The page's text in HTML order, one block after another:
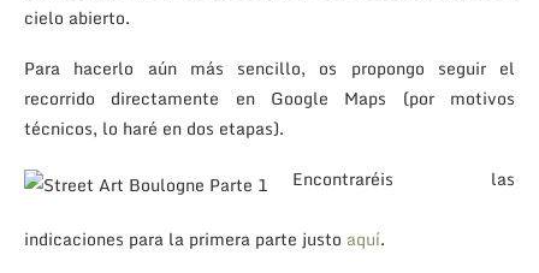
cielo abierto.
Para hacerlo aún más sencillo, os propongo seguir el
recorrido directamente en Google Maps (por motivos
técnicos, lo haré en dos etapas).
Encontraréis las
indicaciones para la primera parte justo aquí.